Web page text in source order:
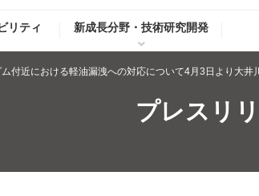
リティ 新成長分野・技術研究開発
ご案内 安
企
個人のお客さま 法
付近における軽油漏洩への対応について4月3日より大井
プレスリ